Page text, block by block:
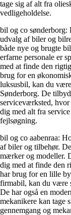
tage sig af alt fra
vedligeholdelse.
bil og co sønderborg:
udvalg af biler og
både nye og brugte
erfarne personale er
med at finde den
brug for en
luksusbil, kan du
Sønderborg. De
serviceværksted,
dig med alt fra
fejlsøgning.
bil og co aabenraa:
af biler og tilbehør.
mærker og modeller.
dig med at finde den
har brug for en lille
firmabil, kan du være
De har også en
mekanikere kan tage
gennemgang og